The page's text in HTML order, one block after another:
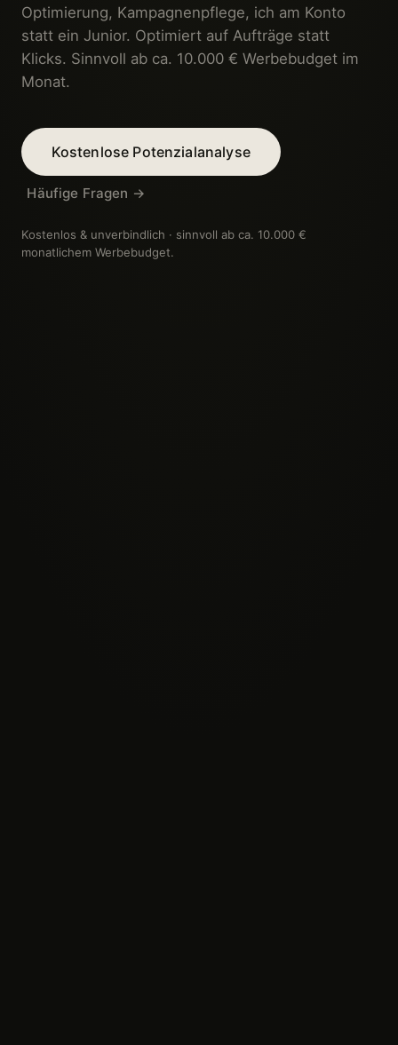
Optimierung, Kampagnenpflege, ich am Konto
statt ein Junior. Optimiert auf Aufträge statt
Klicks. Sinnvoll ab ca. 10.000 € Werbebudget im
Monat.
Kostenlose Potenzialanalyse
Häufige Fragen →
Kostenlos & unverbindlich · sinnvoll ab ca. 10.000 €
monatlichem Werbebudget.